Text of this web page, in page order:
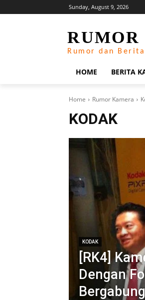
Sunday, August 9, 2026
Rumor dan
HOME BERITA
Home Rumor Kamera
KODAK
KODAK
[RK4]
Dengan